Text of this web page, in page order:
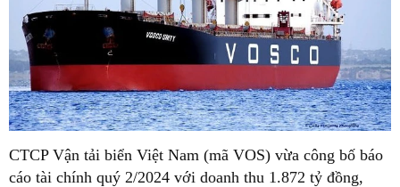
CTCP Vận tải biển Việt Nam (mã VOS) vừa công bố báo
cáo tài chính quý 2/2024 với doanh thu 1.872 tỷ đồng,